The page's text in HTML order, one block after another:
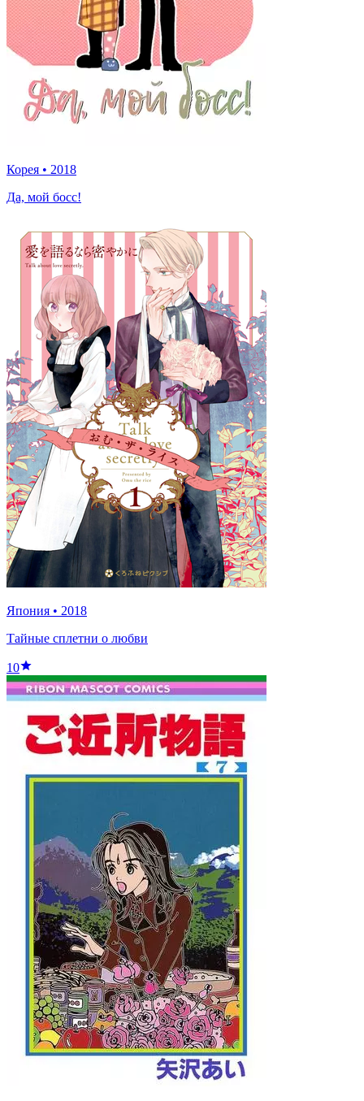
Корея • 2018
Да, мой босс!
Япония • 2018
Тайные сплетни о любви
10